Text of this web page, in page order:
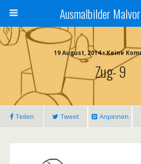
Ausmalbilder
19 August, 2014 • Keine
Zug- 9
Teilen Tweet Anpinnen